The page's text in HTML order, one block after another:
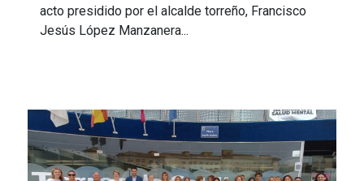
acto presidido por el alcalde torreño, Francisco
Jesús López Manzanera...